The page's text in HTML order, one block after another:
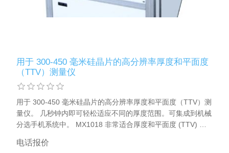
用于 300-450 毫米硅晶片的高分辨率厚度和平面度
（TTV）测量仪
用于 300-450 毫米硅晶片的高分辨率厚度和平面度（TTV）测
量仪。 几秒钟内即可轻松适应不同的厚度范围。可集成到机械
分选⼿机系统中。 MX1018 非常适合厚度和平面度 (TTV) 的
的四个径向轮廓（45 度）进行采样，这些轮廓包括数百个局
电话报价